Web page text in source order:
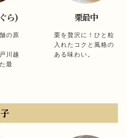
ら)
の原
川越
最
栗最中
栗を贅沢に！ひと粒
入れたコクと風格の
ある味わい。